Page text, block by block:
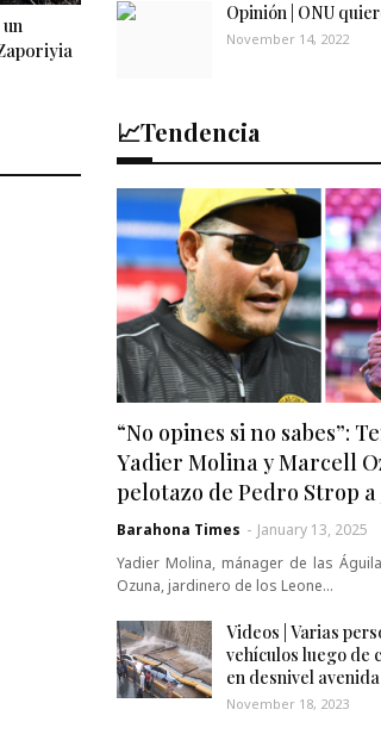
Opinión | ONU
November 14, 2022
📈Tendencia
“No opines si no sabes”:
Yadier Molina y Marcell
pelotazo de Pedro Strop a
Barahona Times - January 13, 2025
Yadier Molina, mánager de las
Ozuna, jardinero de los Leone…
Videos | Varias
vehículos luego de
en desnivel
November 18, 2023